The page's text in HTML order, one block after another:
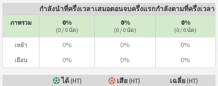
กำลังนำที่ครึ่งเวลาเสมอตอนจบครึ่งแรกกำลังตามที่ครึ่งเวลา
ภาพรวม 0%
(0 / 0 นัด)
0%
(0 / 0 นัด)
0%
(0 / 0 นัด)
เหย้า 0% 0% 0%
เยือน 0% 0% 0%
ได้(HT) เสีย(HT) เฉลี่ย(HT)